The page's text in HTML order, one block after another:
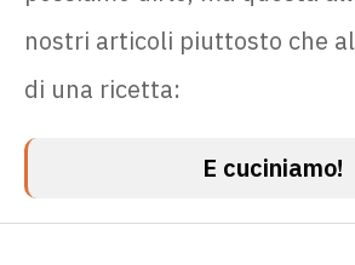
nostri articoli piuttosto che
di una ricetta:
E cuciniamo!